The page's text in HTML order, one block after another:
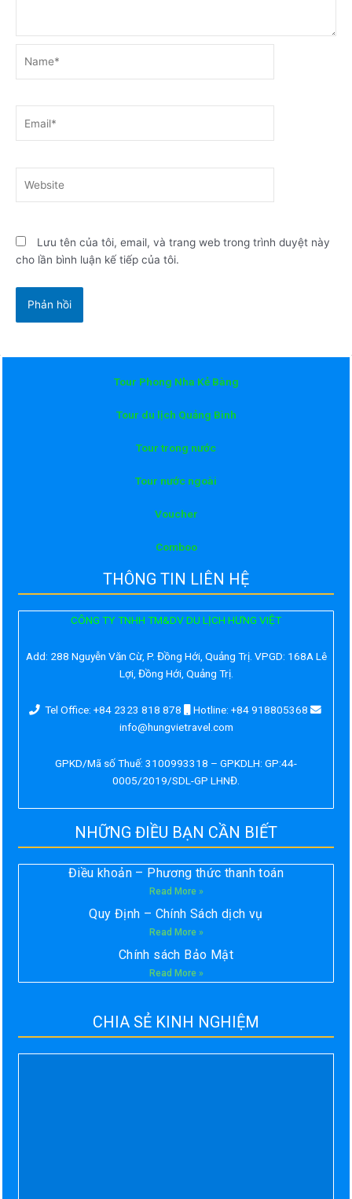
Lưu tên của tôi, email, và trang web trong trình duyệt này
cho lần bình luận kế tiếp của tôi.
Tour Phong Nha Kẻ Bàng
Tour du lịch Quảng Bình
Tour trong nước
Tour nước ngoài
Voucher
Comboo
THÔNG TIN LIÊN HỆ
CÔNG TY TNHH TM&DV DU LỊCH HƯNG VIỆT
Add: 288 Nguyễn Văn Cừ, P. Đồng Hới, Quảng Trị. VPGD: 168A Lê
Lợi, Đồng Hới, Quảng Trị.
Tel Office: +84 2323 818 878
Hotline: +84 918805368
info@hungvietravel.com
GPKD/Mã số Thuế: 3100993318 – GPKDLH: GP:44-
0005/2019/SDL-GP LHNĐ.
NHỮNG ĐIỀU BẠN CẦN BIẾT
Điều khoản – Phương thức thanh toán
Read More »
Quy Định – Chính Sách dịch vụ
Read More »
Chính sách Bảo Mật
Read More »
CHIA SẺ KINH NGHIỆM